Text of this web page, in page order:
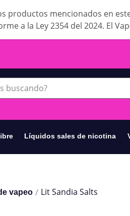
productos mencionados en
a la Ley 2354 del 2024. El
Líquidos sales de nicotina
vapeo / Lit Sandia Salts